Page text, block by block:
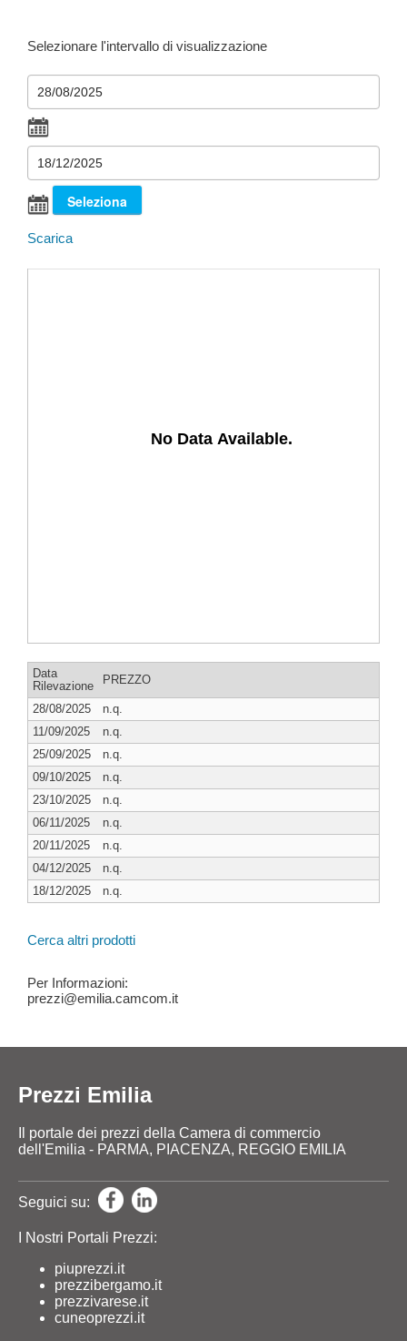
Selezionare l'intervallo di visualizzazione
Scarica
No Data Available.
Data
Rilevazione
PREZZO
28/08/2025
n.q.
11/09/2025
n.q.
25/09/2025
n.q.
09/10/2025
n.q.
23/10/2025
n.q.
06/11/2025
n.q.
20/11/2025
n.q.
04/12/2025
n.q.
18/12/2025
n.q.
Cerca altri prodotti
Per Informazioni:
prezzi@emilia.camcom.it
Prezzi Emilia
Il portale dei prezzi della Camera di commercio
dell'Emilia - PARMA, PIACENZA, REGGIO EMILIA
Seguici su:
I Nostri Portali Prezzi:
piuprezzi.it
prezzibergamo.it
prezzivarese.it
cuneoprezzi.it